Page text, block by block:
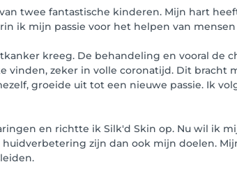
twee fantastische kinderen. Mijn hart
ik mijn passie voor het helpen van
kreeg. De behandeling en vooral de
zeker in volle coronatijd. Dit bracht
groeide uit tot een nieuwe passie. Ik
en richtte ik Silk'd Skin op. Nu wil ik
zijn dan ook mijn doelen.